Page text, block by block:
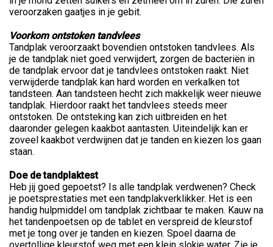
veroorzaken gaatjes in je gebit.
Voorkom ontstoken tandvlees
Tandplak veroorzaakt bovendien ontstoken tandvlees. Als
je de tandplak niet goed verwijdert, zorgen de bacteriën in
de tandplak ervoor dat je tandvlees ontstoken raakt. Niet
verwijderde tandplak kan hard worden en verkalken tot
tandsteen. Aan tandsteen hecht zich makkelijk weer nieuwe
tandplak. Hierdoor raakt het tandvlees steeds meer
ontstoken. De ontsteking kan zich uitbreiden en het
daaronder gelegen kaakbot aantasten. Uiteindelijk kan er
zoveel kaakbot verdwijnen dat je tanden en kiezen los gaan
staan.
Doe de tandplaktest
Heb jij goed gepoetst? Is alle tandplak verdwenen? Check
je poetsprestaties met een tandplakverklikker. Het is een
handig hulpmiddel om tandplak zichtbaar te maken. Kauw na
het tandenpoetsen op de tablet en verspreid de kleurstof
met je tong over je tanden en kiezen. Spoel daarna de